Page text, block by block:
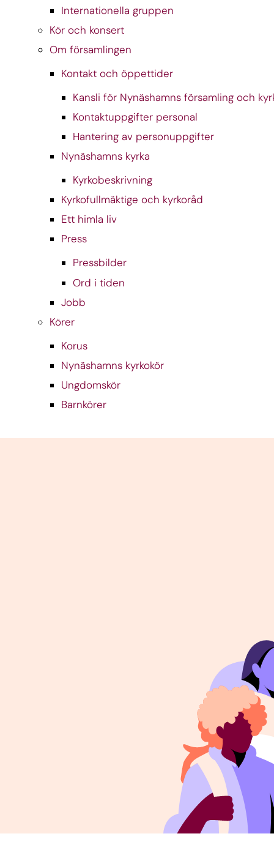
Internationella gruppen
Kör och konsert
Om församlingen
Kontakt och öppettider
Kansli för Nynäshamns församling och
Kontaktuppgifter personal
Hantering av personuppgifter
Nynäshamns kyrka
Kyrkobeskrivning
Kyrkofullmäktige och kyrkoråd
Ett himla liv
Press
Pressbilder
Ord i tiden
Jobb
Körer
Korus
Nynäshamns kyrkokör
Ungdomskör
Barnkörer